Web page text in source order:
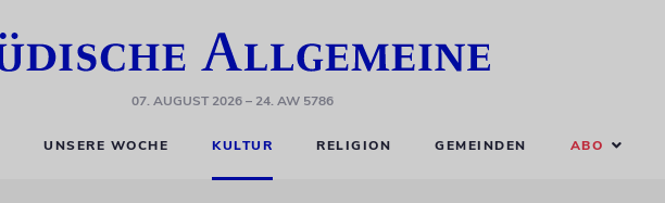
07. AUGUST 2026– 24. AW 5786
UNSERE WOCHE KULTUR RELIGION GEMEINDEN ABO